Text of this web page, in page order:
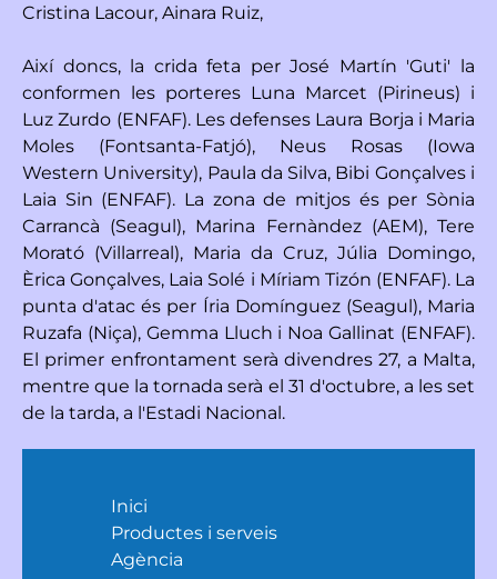
Cristina Lacour, Ainara Ruiz,
Així doncs, la crida feta per José Martín 'Guti' la
conformen les porteres Luna Marcet (Pirineus) i
Luz Zurdo (ENFAF). Les defenses Laura Borja i Maria
Moles (Fontsanta-Fatjó), Neus Rosas (Iowa
Western University), Paula da Silva, Bibi Gonçalves i
Laia Sin (ENFAF). La zona de mitjos és per Sònia
Carrancà (Seagul), Marina Fernàndez (AEM), Tere
Morató (Villarreal), Maria da Cruz, Júlia Domingo,
Èrica Gonçalves, Laia Solé i Míriam Tizón (ENFAF). La
punta d'atac és per Íria Domínguez (Seagul), Maria
Ruzafa (Niça), Gemma Lluch i Noa Gallinat (ENFAF).
El primer enfrontament serà divendres 27, a Malta,
mentre que la tornada serà el 31 d'octubre, a les set
de la tarda, a l'Estadi Nacional.
Inici
Productes i serveis
Agència